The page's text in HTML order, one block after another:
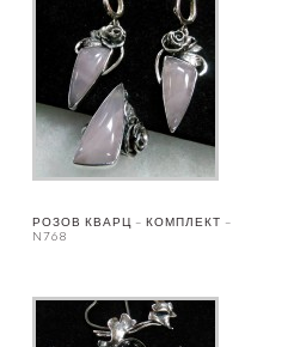
РОЗОВ КВАРЦ – КОМПЛЕКТ –
N768